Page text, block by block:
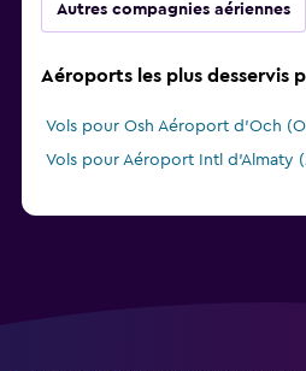
Autres compagnies aériennes
Aéroports les plus desservis
Vols pour Osh Aéroport d'Och
Vols pour Aéroport Intl d'Almaty